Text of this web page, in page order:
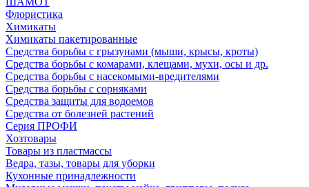
Флористика
Химикаты
Химикаты пакетированные
Средства борьбы с грызунами (мыши, крысы, кроты)
Средства борьбы с комарами, клещами, мухи, осы и др.
Средства борьбы с насекомыми-вредителями
Средства борьбы с сорняками
Средства защиты для водоемов
Средства от болезней растений
Серия ПРОФИ
Хозтовары
Товары из пластмассы
Ведра, тазы, товары для уборки
Кухонные принадлежности